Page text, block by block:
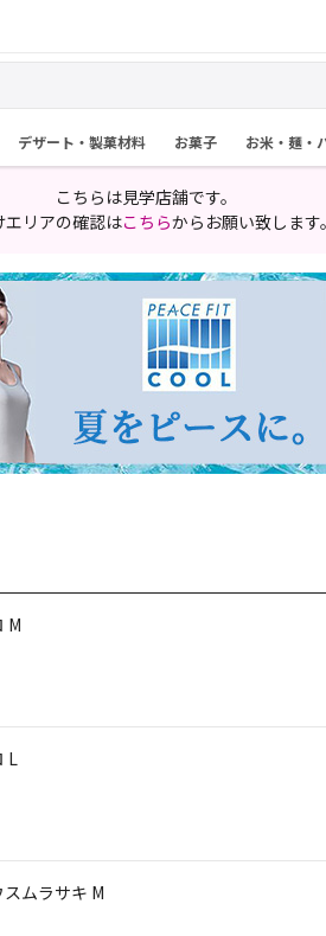
デザート・製菓材料 お菓子 お米・麺・
こちらは見学店舗です。
エリアの確認はこちらからお願い致します。
M
L
ムラサキ M